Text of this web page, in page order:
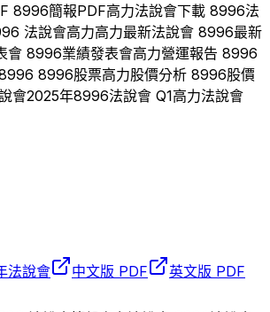
8996簡報PDF高力法說會下載 8996法
法說會高力高力最新法說會 8996最新
會 8996業績發表會高力營運報告 8996
8996股票高力股價分析 8996股價
會2025年8996法說會 Q1高力法說會
法說會 中文版 PDF
英文版 PDF